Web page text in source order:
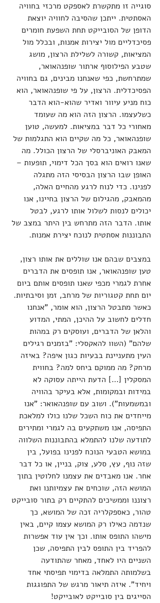
סוגייה זו מתקשרת לאספקט מרכזי בחוויה
האסתטית. ייתכן שהסיבה לחוויה יוצאת
הדופן של הסובייקט תחת השפעת חומרים
פסיכדליים מול יצירות אמנות, ובכלל מול
המציאות, קשורה לשלילת הרצון, מושג
שטבע הפילוסוף ארתור שופנהאואר,
שמתרחשת, כפי שאנחנו מבינים, גם בחוויה
הפסיכדלית. הרצון, על פי שופנהאואר, הוא
כוח מניע עיוור ואדיר שהוא-הוא הדבר
כשלעצמו. הרצון הזה הוא מה שעומד
מאחורי כל דבר במציאות. למעשה, טוען
שופנהאואר, כל מה שקיים הוא התגלמות של
המאבק האוניברסלי של הרצון הכולל. מה
שאנו רואים הוא בסך הכל דימוי, תופעות –
האופן שבו הרצון הבסיסי הזה מתגלה
לפנינו. כדי לנוח לרגע מהחיים האלה,
מהמאבק, מהגילום של הרצון בחיינו, אנו
יכולים לנסות לשלול אותו לרגע, לבטל
אותו. הדבר הזה מתרחש בין היתר במצב של
התבוננות אסתטית לנוכח יצירת אמנות.
במצבים שבהם אנו שוללים את אותו רצון,
טען שופנהאואר, אנו תופסים את הדברים
אחרת לגמרי מכפי שאנו תופסים אותם ביום
יום תחת קטגוריות של מרחב, זמן וסיבתיות.
כאשר מתבטל הרצון, הוא אומר, "אנחנו
חדלים לחשוב על ההיכן, המתי, המדוע
והלאן של הדברים, ועוסקים רק במהות
שלהם" (השוו להאקסלי: "בזמנים רגילים
העין מתעניינת בבעיות כגון איפה? באיזה
מרחק? מה ממוקם ביחס למה? בחווית
המסקלין […] הדעת הייתה עסוקה לא
במידות ובמקומות, אלא בעיקר בהוויה
ובמשמעות"). ושוב עם שופנהאואר: "אנו
מייחדים את כוח השכל שלנו כולו למלאכת
התפיסה, אנו משתקעים בה לגמרי ומתירים
לתודעה שלנו להתמלא בהתבוננות השלווה
במושא הטבעי הנוכח לפנינו בפועל, בין
שזה נוף, עץ, סלע, צוק, בניין, או כל דבר
אחר. אנו מאבדים את עצמנו לחלוטין בתוך
המושא הזה, שוכחים את עצמיותנו ואת
רצוננו וממשיכים להתקיים רק בתור סובייקט
טהור, כאספקלריה זכה של המושא, כך
שנדמה כאילו רק המושא עצמו קיים, באין
מישהו התופס אותו. וכך אין עוד אפשרות
להפריד בין התופס לבין התפיסה, שכן
השניים היו לאחד, מאחר שהתודעה
בשלמותה התמלאה בדימוי תפיסתי אחד
ויחיד". איזה תיאור מרגש של התפוגגות
הסייגים בין סובייקט לאובייקט!